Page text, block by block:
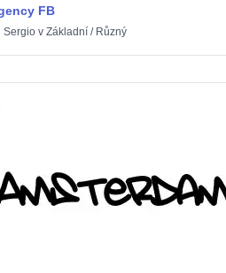
FB
Sergiov Základní/ Různý